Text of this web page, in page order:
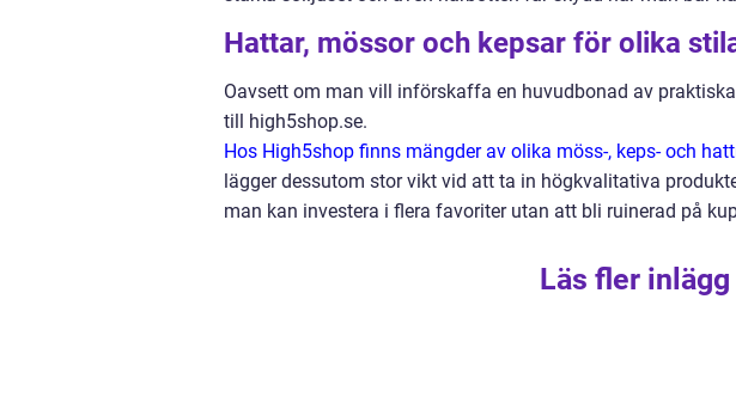
Hattar, mössor och kepsar för olika
Oavsett om man vill införskaffa en huvudbonad av
till high5shop.se.
Hos High5shop finns mängder av olika möss-, keps- och
lägger dessutom stor vikt vid att ta in högkvalitativa
man kan investera i flera favoriter utan att bli ruinerad på
Läs fler inlägg